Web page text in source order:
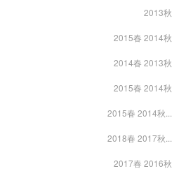
2013秋
2015春 2014秋
2014春 2013秋
2015春 2014秋
2015春 2014秋...
2018春 2017秋...
2017春 2016秋